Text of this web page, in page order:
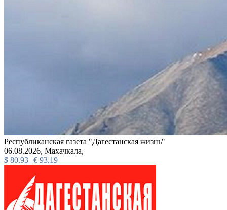
Республиканская газета "Дагестанская жизнь"
06.08.2026, Махачкала,
$ 80.93 € 93.19